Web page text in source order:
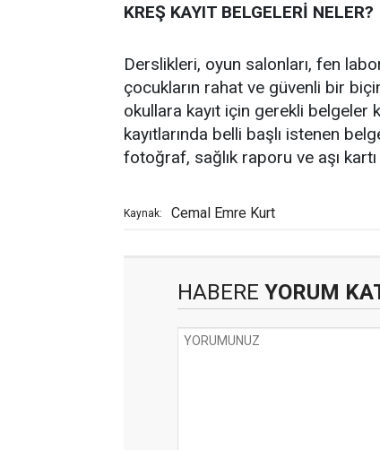
KREŞ KAYIT BELGELERİ NELER?
Derslikleri, oyun salonları, fen
çocukların rahat ve güvenli bir
okullara kayıt için gerekli belgeler
kayıtlarında belli başlı istenen
fotoğraf, sağlık raporu ve aşı
Kaynak: Cemal Emre Kurt
HABERE YORUM